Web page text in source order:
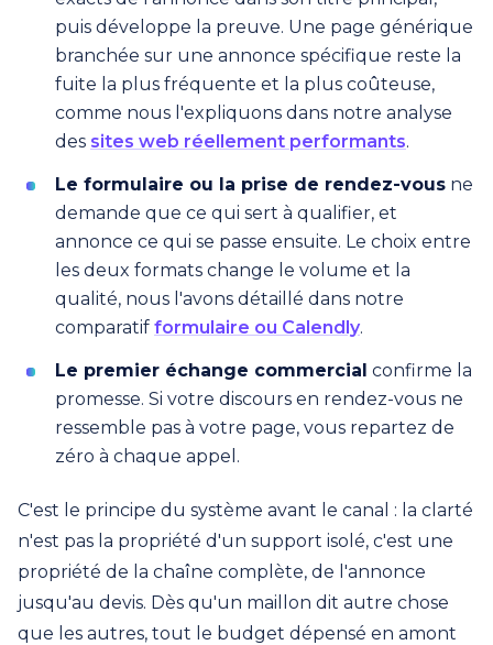
puis développe la preuve. Une page générique
branchée sur une annonce spécifique reste la
fuite la plus fréquente et la plus coûteuse,
comme nous l'expliquons dans notre analyse
des sites web réellement performants.
Le formulaire ou la prise de rendez-vous ne
demande que ce qui sert à qualifier, et
annonce ce qui se passe ensuite. Le choix entre
les deux formats change le volume et la
qualité, nous l'avons détaillé dans notre
comparatif formulaire ou Calendly.
Le premier échange commercial confirme la
promesse. Si votre discours en rendez-vous ne
ressemble pas à votre page, vous repartez de
zéro à chaque appel.
C'est le principe du système avant le canal : la clarté
n'est pas la propriété d'un support isolé, c'est une
propriété de la chaîne complète, de l'annonce
jusqu'au devis. Dès qu'un maillon dit autre chose
que les autres, tout le budget dépensé en amont